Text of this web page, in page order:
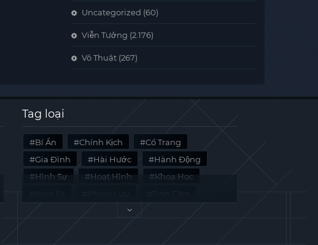
Uncategorized (60)
Viễn Tưởng (2.176)
Võ Thuật (267)
Tag loại
Bí Ẩn Chính Kịch
Cổ Trang
Gia Đình
Hài Hước
Hành Động
Hình Sự
Hoạt Hình
Khoa Học
Tài Liệu
Tâm Lý Viễn Tưởng